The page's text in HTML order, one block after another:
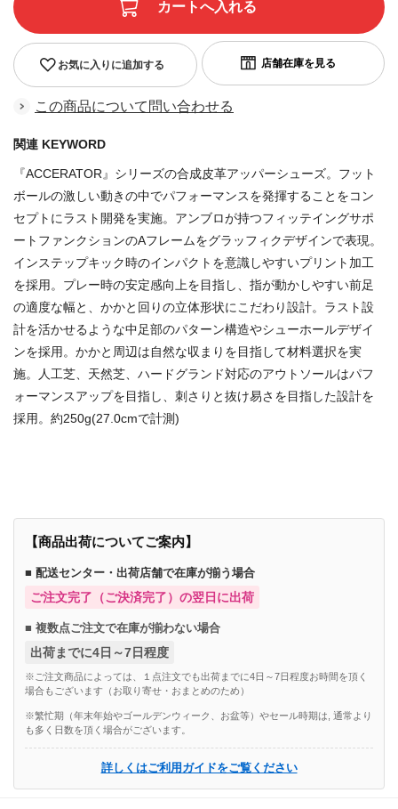
お気に入りに追加する
この商品について問い合わせる
関連 KEYWORD
『ACCERATOR』シリーズの合成皮革アッパーシューズ。フット
ボールの激しい動きの中でパフォーマンスを発揮することをコン
セプトにラスト開発を実施。アンブロが持つフィッテイングサポ
ートファンクションのAフレームをグラッフィクデザインで表現。
インステップキック時のインパクトを意識しやすいプリント加工
を採用。プレー時の安定感向上を目指し、指が動かしやすい前足
の適度な幅と、かかと回りの立体形状にこだわり設計。ラスト設
計を活かせるような中足部のパターン構造やシューホールデザイ
ンを採用。かかと周辺は自然な収まりを目指して材料選択を実
施。人工芝、天然芝、ハードグランド対応のアウトソールはパフ
ォーマンスアップを目指し、刺さりと抜け易さを目指した設計を
採用。約250g(27.0cmで計測)
【商品出荷についてご案内】
■ 配送センター・出荷店舗で在庫が揃う場合
ご注文完了（ご決済完了）の翌日に出荷
■ 複数点ご注文で在庫が揃わない場合
出荷までに4日～7日程度
※ご注文商品によっては、１点注文でも出荷までに4日～7日程度お時間を頂く
場合もございます（お取り寄せ・おまとめのため）
※繁忙期（年末年始やゴールデンウィーク、お盆等）やセール時期は, 通常より
も多く日数を頂く場合がございます。
詳しくはご利用ガイドをご覧ください